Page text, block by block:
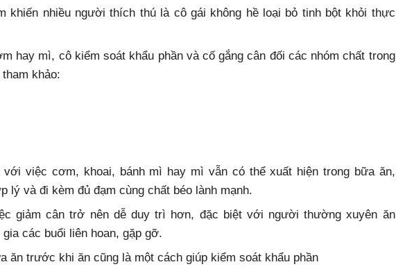
khiến nhiều người thích thú là cô gái không hề loại bỏ tinh bột khỏi thực
hay mì, cô kiểm soát khẩu phần và cố gắng cân đối các nhóm chất trong
khảo:
với việc cơm, khoai, bánh mì hay mì vẫn có thể xuất hiện trong bữa ăn,
lý và đi kèm đủ đạm cùng chất béo lành mạnh.
giảm cân trở nên dễ duy trì hơn, đặc biệt với người thường xuyên ăn
các buổi liên hoan, gặp gỡ.
ăn trước khi ăn cũng là một cách giúp kiểm soát khẩu phần